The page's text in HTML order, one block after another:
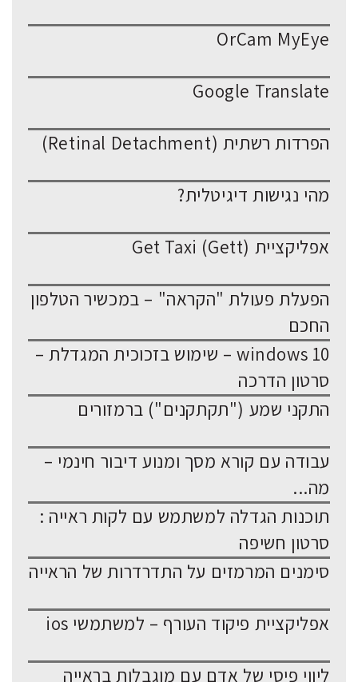
OrCam MyEye
Google Translate
הפרדות רשתית (Retinal Detachment)
מהי נגישות דיגיטלית?
אפליקציית Get Taxi (Gett)
הפעלת פעולת "הקראה" – במכשיר הטלפון
החכם
windows 10 – שימוש בזכוכית המגדלת –
סרטון הדרכה
התקני שמע ("תקתקנים") ברמזורים
עבודה עם קורא מסך ומנוע דיבור חינמי –
מה...
תוכנות הגדלה למשתמש עם לקות ראייה :
סרטון חשיפה
סימנים המרמזים על התדרדרות של הראייה
אפליקציית פיקוד העורף – למשתמשי ios
ליווי פיסי של אדם עם מוגבלות בראייה